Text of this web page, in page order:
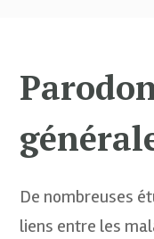
De nombreuses
liens entre les